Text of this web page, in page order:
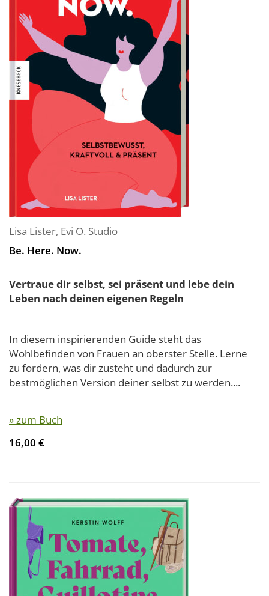
Lisa Lister, Evi O. Studio
Be. Here. Now.
Vertraue dir selbst, sei präsent und lebe dein
Leben nach deinen eigenen Regeln
In diesem inspirierenden Guide steht das
Wohlbefinden von Frauen an oberster Stelle. Lerne
zu fordern, was dir zusteht und dadurch zur
bestmöglichen Version deiner selbst zu werden....
» zum Buch
16,00 €